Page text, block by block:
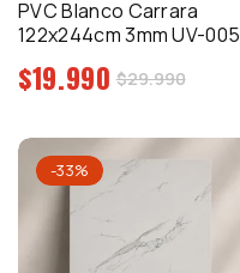
PVC Blanco Carrara
122x244cm 3mm UV-005
Precio
regular
$19.990Precio
venta
$29.990
-33%